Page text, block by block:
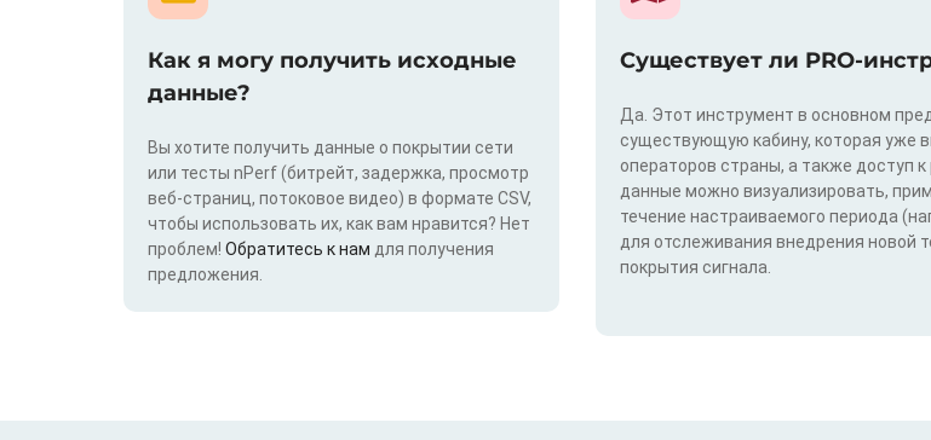
Как я могу получить исходные
данные?
Вы хотите получить данные о покрытии сети
или тесты nPerf (битрейт, задержка, просмотр
веб-страниц, потоковое видео) в формате CSV,
чтобы использовать их, как вам нравится? Нет
проблем! Обратитесь к нам для получения
предложения.
Существует ли PRO-
Да. Этот инструмент в основном
существующую кабину, которая уже
операторов страны, а также доступ
данные можно визуализировать,
течение настраиваемого периода
для отслеживания внедрения новой
покрытия сигнала.